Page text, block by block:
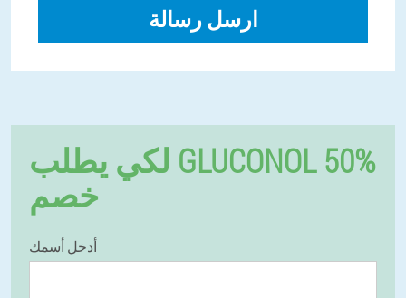
ارسل رسالة
لكي يطلب GLUCONOL 50%
خصم
أدخل أسمك